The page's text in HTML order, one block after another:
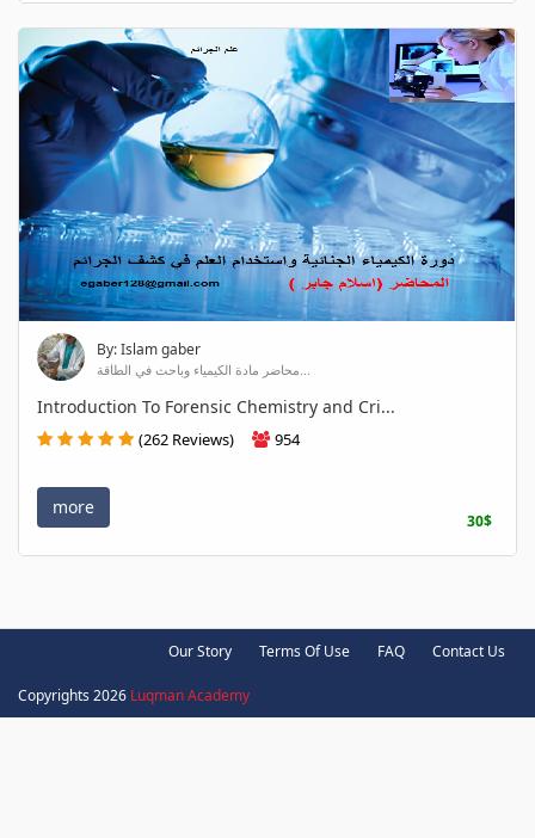
By: Islam gaber
محاضر مادة الكيمياء وباحث في الطاقة...
Introduction To Forensic Chemistry and Cri...
(262 Reviews) 954
more
30$
Our Story Terms Of Use FAQ Contact Us
Copyrights 2026 Luqman Academy